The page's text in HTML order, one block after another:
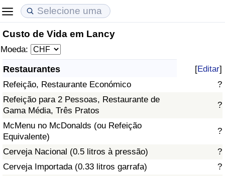
Custo de Vida em Lancy
Moeda:
Restaurantes [Editar]
Refeição, Restaurante Económico
?
Refeição para 2 Pessoas, Restaurante de
Gama Média, Três Pratos
?
McMenu no McDonalds (ou Refeição
Equivalente)
?
Cerveja Nacional (0.5 litros à pressão)
?
Cerveja Importada (0.33 litros garrafa)
?
Custo de Vida
Indicador de Custo de Vida
Indicador de Custo de Vida Por País
em Aqaba
Preços de Imóveis
Indicador de Preços de Imóveis
Indicador de Preços de Imóveis por País
Qualidade de Vida
Indicador de Qualidade de Vida (Atual)
Índice de qualidade de vida por país
Crime
Taxa do Indicador de Crime (Atual)